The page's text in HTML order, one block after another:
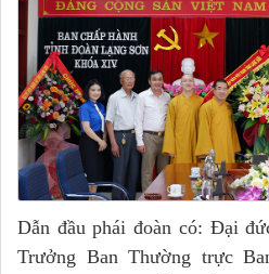
Dẫn đầu phái đoàn có: Đại
Trưởng Ban Thường trực